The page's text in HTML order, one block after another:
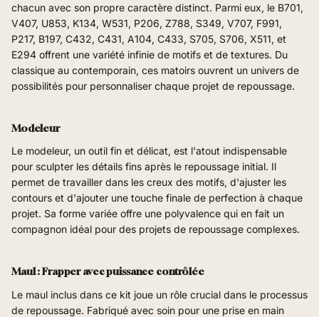
chacun avec son propre caractère distinct. Parmi eux, le B701,
V407, U853, K134, W531, P206, Z788, S349, V707, F991,
P217, B197, C432, C431, A104, C433, S705, S706, X511, et
E294 offrent une variété infinie de motifs et de textures. Du
classique au contemporain, ces matoirs ouvrent un univers de
possibilités pour personnaliser chaque projet de repoussage.
Modeleur
Le modeleur, un outil fin et délicat, est l'atout indispensable
pour sculpter les détails fins après le repoussage initial. Il
permet de travailler dans les creux des motifs, d'ajuster les
contours et d'ajouter une touche finale de perfection à chaque
projet. Sa forme variée offre une polyvalence qui en fait un
compagnon idéal pour des projets de repoussage complexes.
Maul : Frapper avec puissance contrôlée
Le maul inclus dans ce kit joue un rôle crucial dans le processus
de repoussage. Fabriqué avec soin pour une prise en main